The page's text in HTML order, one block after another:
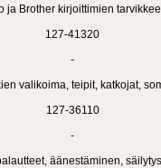
ja Brother kirjoittimien
127-41320
-
valikoima, teipit, katkojat,
127-36110
-
äänestäminen,